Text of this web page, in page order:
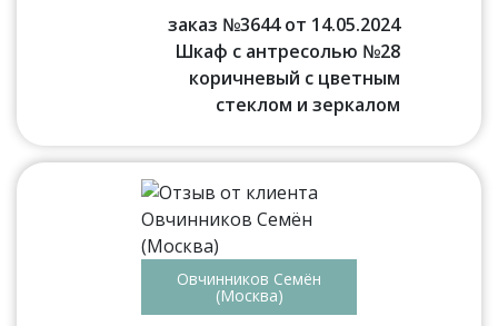
заказ №3644 от 14.05.2024
Шкаф с антресолью №28
коричневый с цветным
стеклом и зеркалом
Овчинников Семён
(Москва)